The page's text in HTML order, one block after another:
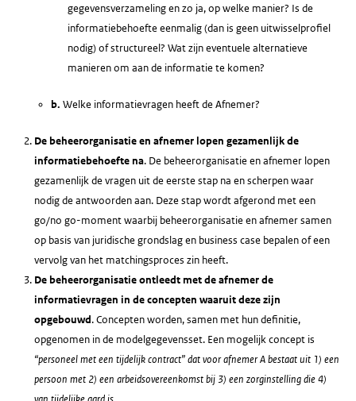
gegevensverzameling en zo ja, op welke manier? Is de
informatiebehoefte eenmalig (dan is geen uitwisselprofiel
nodig) of structureel? Wat zijn eventuele alternatieve
manieren om aan de informatie te komen?
b. Welke informatievragen heeft de Afnemer?
De beheerorganisatie en afnemer lopen gezamenlijk de
informatiebehoefte na. De beheerorganisatie en afnemer lopen
gezamenlijk de vragen uit de eerste stap na en scherpen waar
nodig de antwoorden aan. Deze stap wordt afgerond met een
go/no go-moment waarbij beheerorganisatie en afnemer samen
op basis van juridische grondslag en business case bepalen of een
vervolg van het matchingsproces zin heeft.
De beheerorganisatie ontleedt met de afnemer de
informatievragen in de concepten waaruit deze zijn
opgebouwd. Concepten worden, samen met hun definitie,
opgenomen in de modelgegevensset. Een mogelijk concept is
“personeel met een tijdelijk contract” dat voor afnemer A bestaat uit 1) een
persoon met 2) een arbeidsovereenkomst bij 3) een zorginstelling die 4)